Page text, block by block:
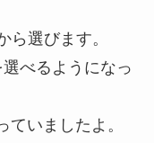
びます。
べるようになっ
ましたよ。